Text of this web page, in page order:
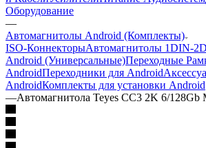
Оборудование
—
Автомагнитолы Android (Комплекты)
ISO-КоннекторыАвтомагнитолы 1DIN-
Android (Универсальные)Переходные
AndroidПереходники для Android
AndroidКомплекты для установки Android
—Автомагнитола Teyes CC3 2K 6/128Gb